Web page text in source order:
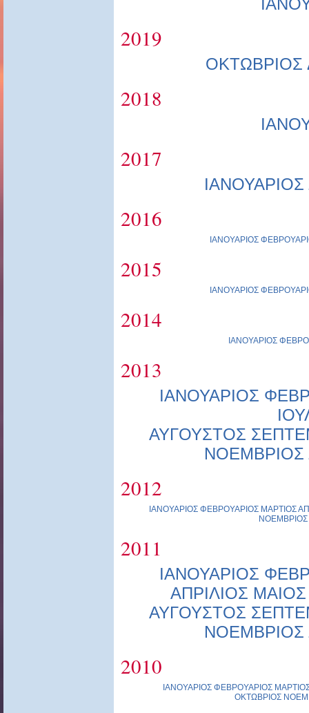
2019
ΟΚΤΩΒΡΙΟΣ
2018
2017
ΙΑΝΟΥΑΡΙΟΣ
2016
ΙΑΝΟΥΑΡΙΟΣ
2015
ΙΑΝΟΥΑΡΙΟΣ
2014
ΙΑΝΟΥΑΡΙΟΣ
2013
ΙΑΝΟΥΑΡΙΟΣ
ΑΥΓΟΥΣΤΟΣ
ΝΟΕΜΒΡΙΟΣ
2012
ΙΑΝΟΥΑΡΙΟΣ ΦΕΒΡΟΥΑΡΙΟΣ ΜΑΡΤΙΟΣ
ΝΟΕΜΒΡΙΟΣ
2011
ΙΑΝΟΥΑΡΙΟΣ
ΑΠΡΙΛΙΟΣ ΜΑΙΟΣ
ΑΥΓΟΥΣΤΟΣ
ΝΟΕΜΒΡΙΟΣ
2010
ΙΑΝΟΥΑΡΙΟΣ ΦΕΒΡΟΥΑΡΙΟΣ
ΟΚΤΩΒΡΙΟΣ